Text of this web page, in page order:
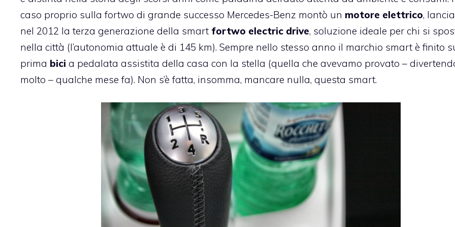
caso proprio sulla fortwo di grande successo Mercedes-Benz montò un motore elettrico,
nel 2012 la terza generazione della smart fortwo electric drive, soluzione ideale per chi si
nella città (l’autonomia attuale è di 145 km). Sempre nello stesso anno il marchio smart è finito
prima bici a pedalata assistita della casa con la stella (quella che avevamo provato –
molto – qualche mese fa). Non s’è fatta, insomma, mancare nulla, questa smart.